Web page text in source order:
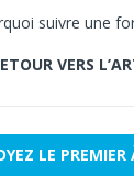
suivre une
VERS
LE